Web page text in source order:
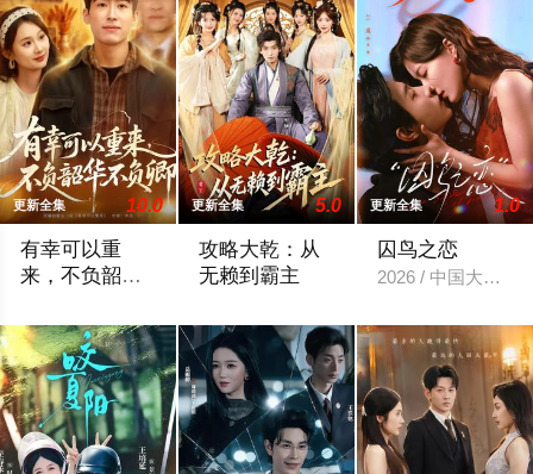
更新全集 10.0
有幸可以重
来，不负韶华
更新全集 5.0
攻略大乾：从
无赖到霸主
更新全集 1.0
囚鸟之恋
2026 / 中国大陆 /